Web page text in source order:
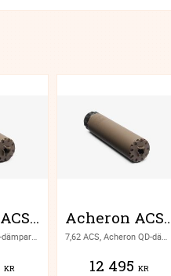
Acheron ACS 5,56 - Hexalug QD
5,56 Hexalugg QD-dämpare från Acheron
KR
Acheron ACS
7,62 ACS, Acheron QD-dämpare för Hexalug
12 495 KR